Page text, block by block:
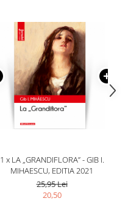
1 x LA „GRANDIFLORA” - GIB I.
MIHAESCU, EDITIA 2021
25,95 Lei
20,50